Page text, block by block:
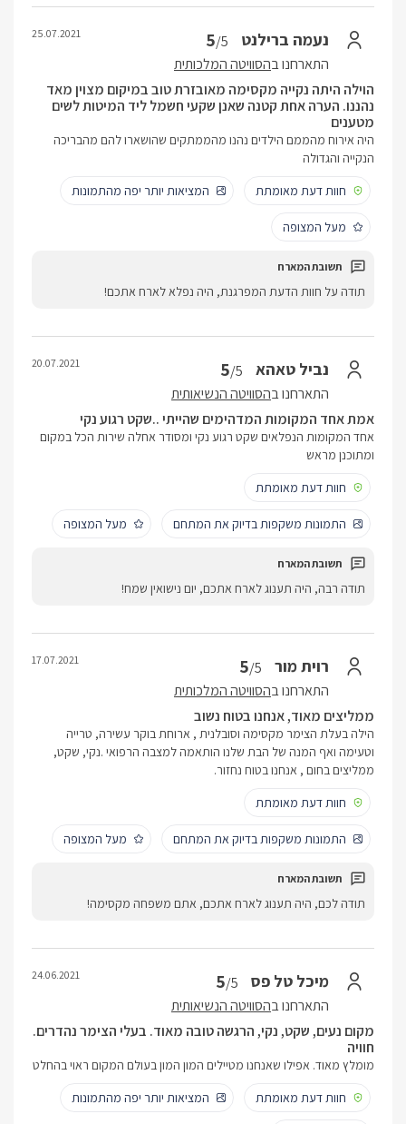
נעמה ברילנט 5/5
התארחנו בהסוויטה המלכותית
25.07.2021
הוילה היתה נקייה מקסימה מאובזרת טוב במיקום מצוין מאד
נהננו. הערה אחת קטנה שאנן שקעי חשמל ליד המיטות לשים
מטענים
היה אירוח מהממם הילדים נהנו מהממתקים שהושארו להם מהבריכה
הנקייה והגדולה
חוות דעת מאומתת
המציאות יותר יפה מהתמונות
מעל המצופה
תודה על חוות הדעת המפרגנת, היה נפלא לארח אתכם!
נביל טאהא 5/5
התארחנו בהסוויטה הנשיאותית
20.07.2021
אמת אחד המקומות המדהימים שהייתי ..שקט רגוע נקי
אחד המקומות הנפלאים שקט רגוע נקי ומסודר אחלה שירות הכל במקום
ומתוכנן מראש
חוות דעת מאומתת
התמונות משקפות בדיוק את המתחם מעל המצופה
תודה רבה, היה תענוג לארח אתכם, יום נישואין שמח!
רוית מור 5/5
התארחנו בהסוויטה המלכותית
17.07.2021
ממליצים מאוד, אנחנו בטוח נשוב
הילה בעלת הצימר מקסימה וסובלנית , ארוחת בוקר עשירה, טרייה
וטעימה ואף המנה של הבת שלנו הותאמה למצבה הרפואי .נקי, שקט,
ממליצים בחום , אנחנו בטוח נחזור.
חוות דעת מאומתת
התמונות משקפות בדיוק את המתחם מעל המצופה
תודה לכם, היה תענוג לארח אתכם, אתם משפחה מקסימה!
מיכל טל פס 5/5
התארחנו בהסוויטה הנשיאותית
24.06.2021
מקום נעים, שקט, נקי, הרגשה טובה מאוד. בעלי הצימר נהדרים.
חוויה
מומלץ מאוד. אפילו שאנחנו מטיילים המון המון בעולם המקום ראוי בהחלט
חוות דעת מאומתת
המציאות יותר יפה מהתמונות